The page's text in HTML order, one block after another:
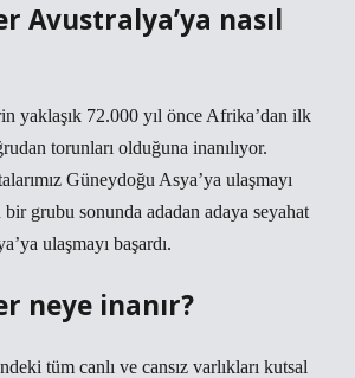
Avustralya’ya nasıl
yaklaşık 72.000 yıl önce Afrika’dan ilk
torunları olduğuna inanılıyor.
Güneydoğu Asya’ya ulaşmayı
grubu sonunda adadan adaya seyahat
ulaşmayı başardı.
neye inanır?
tüm canlı ve cansız varlıkları kutsal